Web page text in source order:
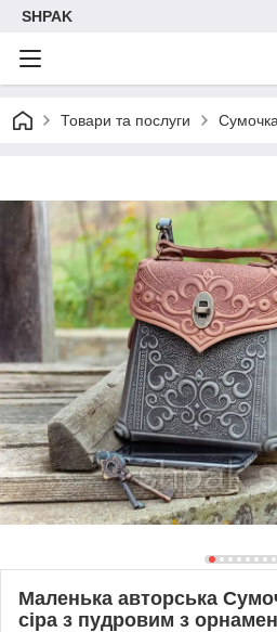
SHPAK
Товари та послуги
Маленька авторська
сіра з пудровим з